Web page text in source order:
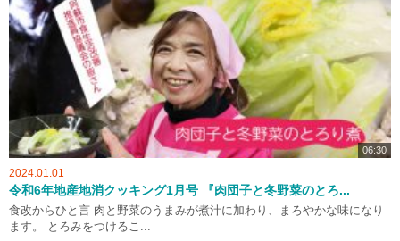
06:30
2024.01.01
令和6年地産地消クッキング1月号 『肉団子と冬野菜のとろ...
食改からひと言 肉と野菜のうまみが煮汁に加わり、まろやかな味になり
ます。 とろみをつけるこ...